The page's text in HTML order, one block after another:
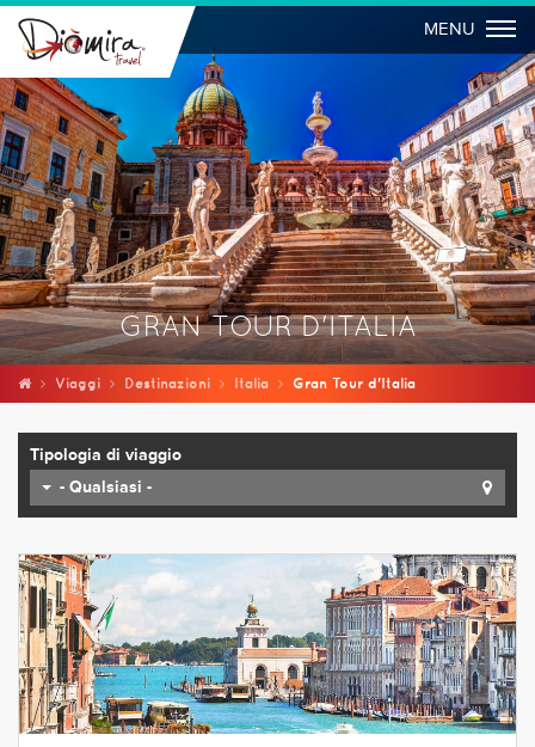
MENU
GRAN TOUR D'ITALIA
Viaggi Destinazioni Italia Gran Tour d'Italia
Tipologia di viaggio
- Qualsiasi -